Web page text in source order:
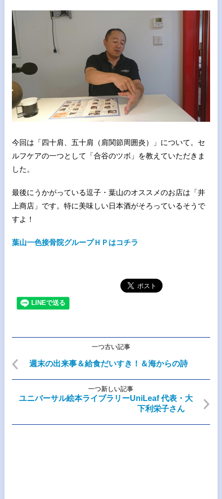
今回は「四十肩、五十肩（肩関節周囲炎）」について。セ
ルフケアの一つとして「合谷のツボ」を教えていただきま
した。
最後にうかがっている逗子・葉山のオススメのお店は「井
上商店」です。特に美味しい日本酒がそろっているそうで
すよ！
葉山一色接骨院グループＨＰはコチラ
一つ古い記事
週末の出来事＆給食だいすき！＆海からの詩
一つ新しい記事
ユニバーサル絵本ライブラリーUniLeaf 代表・大
下利栄子さん